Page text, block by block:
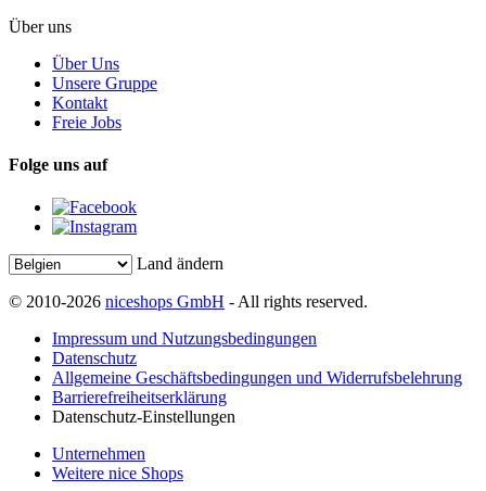
Über uns
Über Uns
Unsere Gruppe
Kontakt
Freie Jobs
Folge uns auf
Land ändern
© 2010-2026 niceshops GmbH - All rights reserved.
Impressum und Nutzungsbedingungen
Datenschutz
Allgemeine Geschäftsbedingungen und Widerrufsbelehrung
Barrierefreiheitserklärung
Datenschutz-Einstellungen
Unternehmen
Weitere nice Shops